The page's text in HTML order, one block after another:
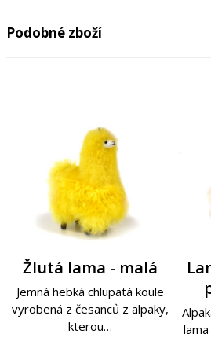
Podobné zboží
Žlutá lama - malá
Jemná hebká chlupatá koule
vyrobená z česanců z alpaky,
kterou…
Růžovo-bílá lama –
extra mini
Jemná hebká chlupatá koule,
kterou budete s nadšením
Růžová lama PINKY -
extra mini
Jemná hebká chlupatá koule,
kterou budete s nadšením